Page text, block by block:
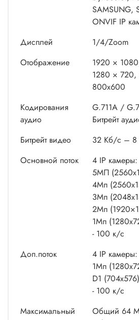
SAMSUNG,
ONVIF IP
Дисплей
1/4/Zoom
Отображение
1920 ×
1280 ×
800x600
Кодирования
аудио
G.711A /
Битрейт
Битрейт видео
32 Кб/с –
Основной поток
4 IP камеры:
5МП
4Мп
3Мп
2Мп
1Мп
- 100 к/с
Доп.поток
4 IP камеры:
1Мп
D1 (704х576)
- 100 к/с
Максимальный
Общий 64